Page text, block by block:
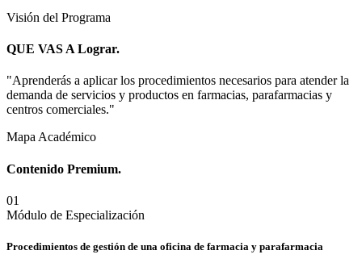
Visión del Programa
QUE VAS A Lograr.
"Aprenderás a aplicar los procedimientos necesarios para atender la
demanda de servicios y productos en farmacias, parafarmacias y
centros comerciales."
Mapa Académico
Contenido Premium.
01
Módulo de Especialización
Procedimientos de gestión de una oficina de farmacia y parafarmacia